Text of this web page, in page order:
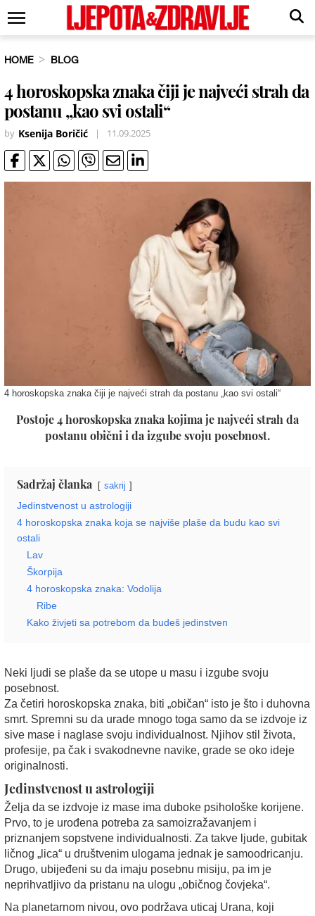
HOME BLOG
4 horoskopska znaka čiji je najveći strah da
postanu „kao svi ostali“
by Ksenija Boričić | 11.09.2025
4 horoskopska znaka čiji je najveći strah da postanu „kao svi ostali“
Postoje 4 horoskopska znaka kojima je najveći strah da
postanu obični i da izgube svoju posebnost.
Sadržaj članka sakrij
Jedinstvenost u astrologiji
4 horoskopska znaka koja se najviše plaše da budu kao svi
ostali
Lav
Škorpija
4 horoskopska znaka: Vodolija
Ribe
Kako živjeti sa potrebom da budeš jedinstven
Neki ljudi se plaše da se utope u masu i izgube svoju
posebnost.
Za četiri horoskopska znaka, biti „običan“ isto je što i duhovna
smrt. Spremni su da urade mnogo toga samo da se izdvoje iz
sive mase i naglase svoju individualnost. Njihov stil života,
profesije, pa čak i svakodnevne navike, grade se oko ideje
originalnosti.
Jedinstvenost u astrologiji
Želja da se izdvoje iz mase ima duboke psihološke korijene.
Prvo, to je urođena potreba za samoizražavanjem i
priznanjem sopstvene individualnosti. Za takve ljude, gubitak
ličnog „lica“ u društvenim ulogama jednak je samoodricanju.
Drugo, ubijeđeni su da imaju posebnu misiju, pa im je
neprihvatljivo da pristanu na ulogu „običnog čovjeka“.
Na planetarnom nivou, ovo podržava uticaj Urana, koji